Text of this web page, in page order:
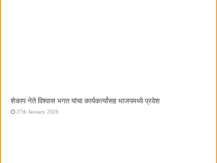
शेकाप नेते विश्वास भगत यांचा कार्यकर्त्यांसह भाजपमध्ये प्रवेश
27th January 2026